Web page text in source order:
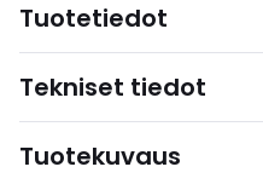
Tuotetiedot
Tekniset tiedot
Tuotekuvaus